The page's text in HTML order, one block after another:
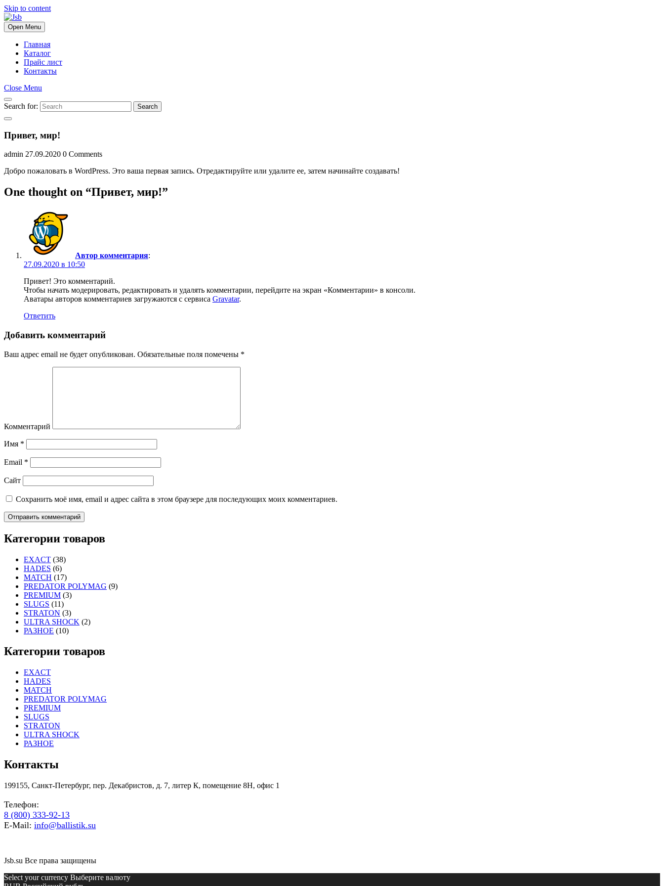
Skip to content
Open Menu
Главная
Каталог
Прайс лист
Контакты
Close Menu
Search for: Search
Привет, мир!
admin 27.09.2020 0 Comments
Добро пожаловать в WordPress. Это ваша первая запись. Отредактируйте или удалите ее, затем начинайте создавать!
One thought on “Привет, мир!”
Автор комментария:
27.09.2020 в 10:50
Привет! Это комментарий.
Чтобы начать модерировать, редактировать и удалять комментарии, перейдите на экран «Комментарии» в консоли.
Аватары авторов комментариев загружаются с сервиса Gravatar.
Ответить
Добавить комментарий
Ваш адрес email не будет опубликован. Обязательные поля помечены *
Комментарий
Имя *
Email *
Сайт
Сохранить моё имя, email и адрес сайта в этом браузере для последующих моих комментариев.
Категории товаров
EXACT (38)
HADES (6)
MATCH (17)
PREDATOR POLYMAG (9)
PREMIUM (3)
SLUGS (11)
STRATON (3)
ULTRA SHOCK (2)
РАЗНОЕ (10)
Категории товаров
EXACT
HADES
MATCH
PREDATOR POLYMAG
PREMIUM
SLUGS
STRATON
ULTRA SHOCK
РАЗНОЕ
Контакты
199155, Санкт-Петербург, пер. Декабристов, д. 7, литер К, помещение 8Н, офис 1
Телефон:
8 (800) 333-92-13
E-Mail: info@ballistik.su
Jsb.su Все права защищены
Select your currency Выберите валюту